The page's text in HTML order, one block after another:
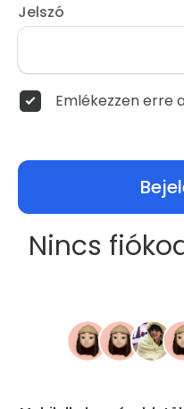
Jelszó
Emlékezzen erre
Nincs